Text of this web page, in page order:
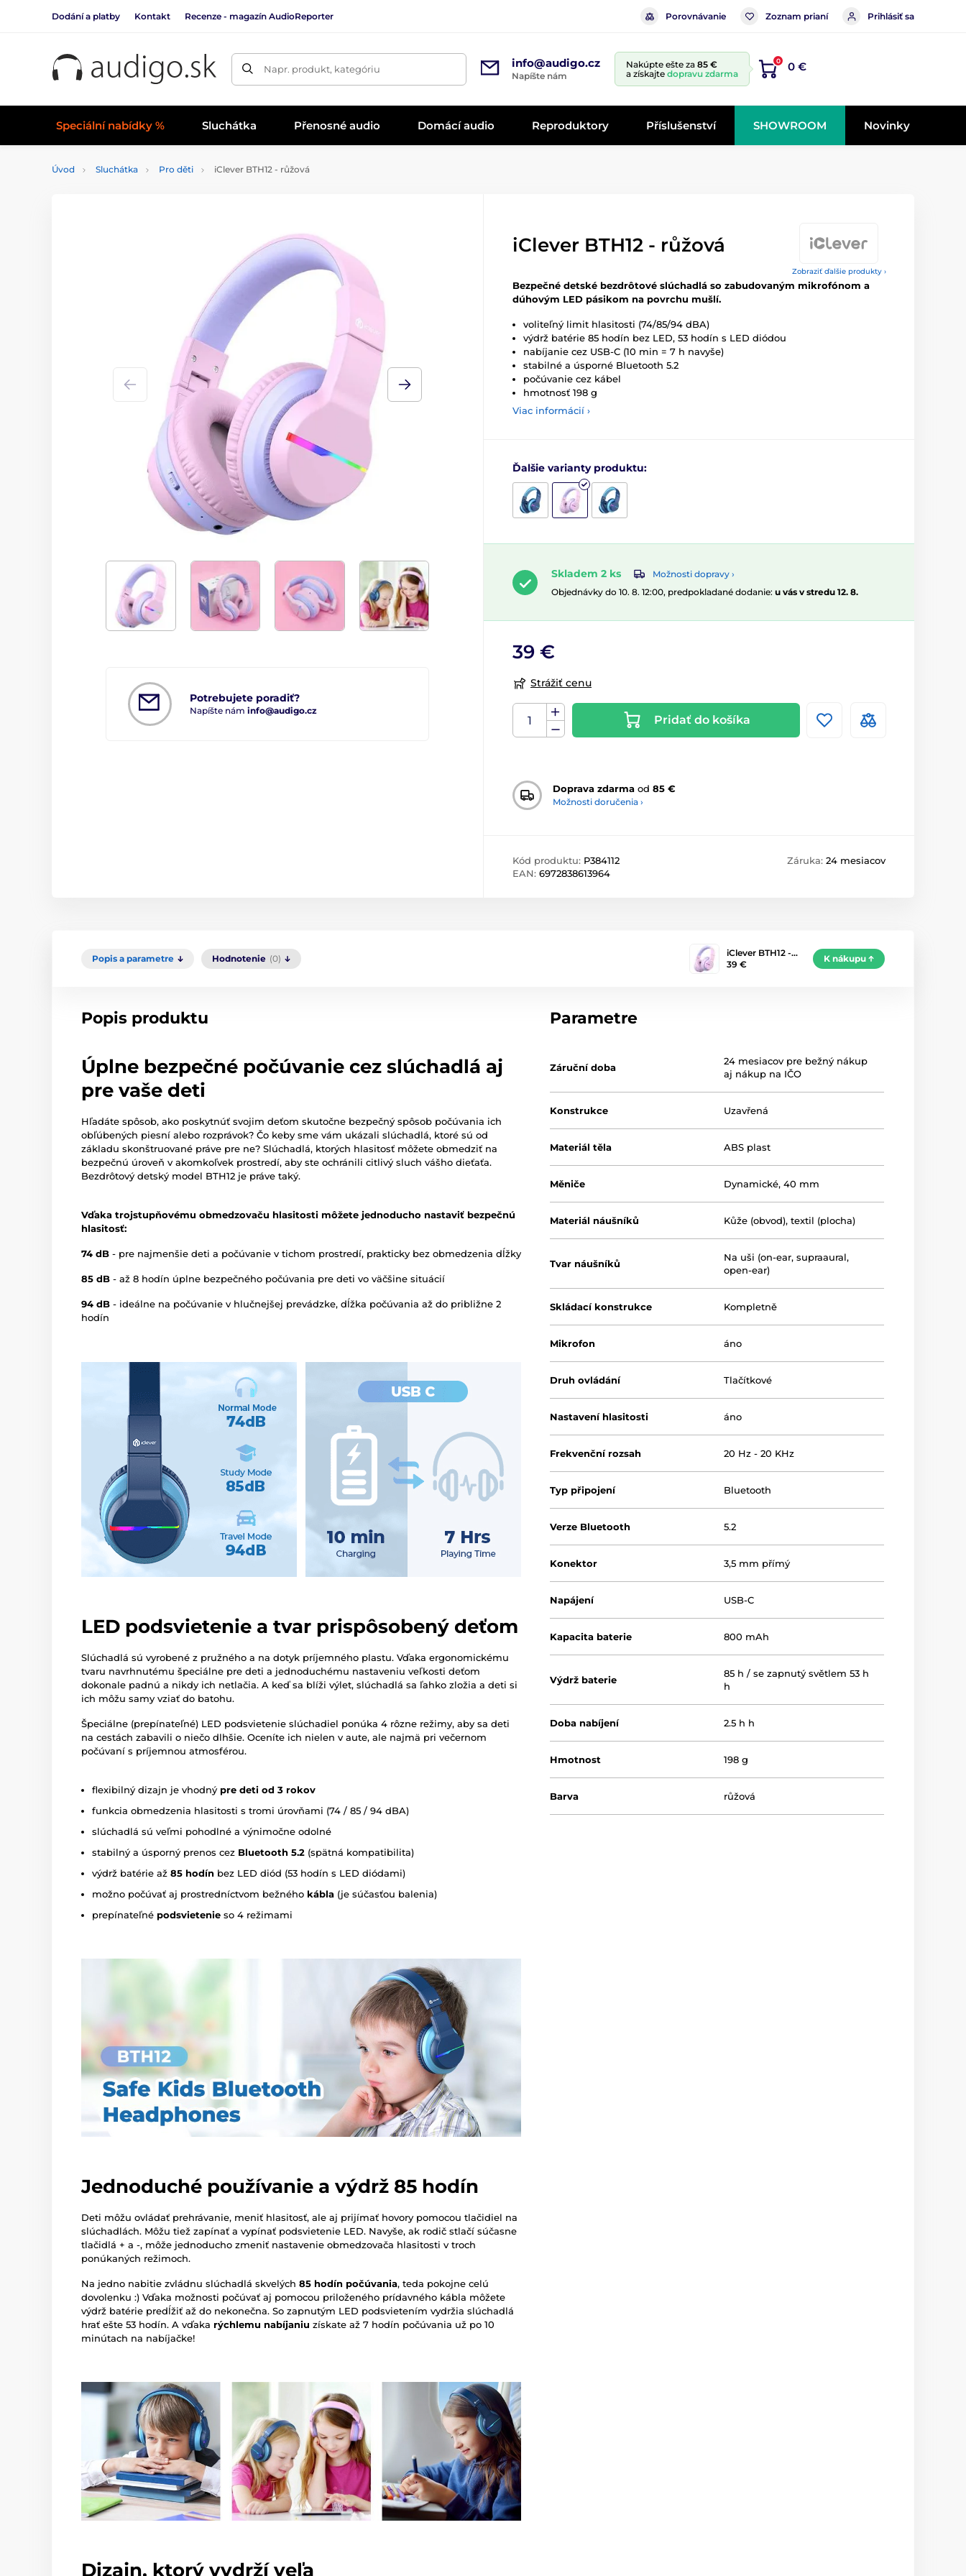
Dodání a platby Kontakt Recenze - magazín AudioReporter Porovnávanie Zoznam prianí Prihlásiť sa
Napr. produkt, kategóriu info@audigo.cz
Napíšte nám
Nakúpte ešte za 85 €
a získajte dopravu zdarma
0 0 €
Speciální nabídky % Sluchátka Přenosné audio Domácí audio Reproduktory Příslušenství SHOWROOM Novinky
Úvod Sluchátka Pro děti iClever BTH12 - růžová
Zobraziť ďalšie produkty ›
Potrebujete poradiť?
Napíšte nám info@audigo.cz
iClever BTH12 - růžová
Bezpečné detské bezdrôtové slúchadlá so zabudovaným mikrofónom a
dúhovým LED pásikom na povrchu mušlí.
voliteľný limit hlasitosti (74/85/94 dBA)
výdrž batérie 85 hodín bez LED, 53 hodín s LED diódou
nabíjanie cez USB-C (10 min = 7 h navyše)
stabilné a úsporné Bluetooth 5.2
počúvanie cez kábel
hmotnosť 198 g
Viac informácií ›
Ďalšie varianty produktu:
Skladem 2 ks
Možnosti dopravy ›
Objednávky do 10. 8. 12:00, predpokladané dodanie: u vás v stredu 12. 8.
39 €
Strážiť cenu
Pridať do košíka
Doprava zdarma od 85 €
Možnosti doručenia ›
Kód produktu: P384112
EAN: 6972838613964
Záruka: 24 mesiacov
Popis a parametre Hodnotenie (0)
iClever BTH12 -…
39 €
K nákupu
Popis produktu
Úplne bezpečné počúvanie cez slúchadlá aj
pre vaše deti
Hľadáte spôsob, ako poskytnúť svojim deťom skutočne bezpečný spôsob počúvania ich
obľúbených piesní alebo rozprávok? Čo keby sme vám ukázali slúchadlá, ktoré sú od
základu skonštruované práve pre ne? Slúchadlá, ktorých hlasitosť môžete obmedziť na
bezpečnú úroveň v akomkoľvek prostredí, aby ste ochránili citlivý sluch vášho dieťaťa.
Bezdrôtový detský model BTH12 je práve taký.
Vďaka trojstupňovému obmedzovaču hlasitosti môžete jednoducho nastaviť bezpečnú
hlasitosť:
74 dB - pre najmenšie deti a počúvanie v tichom prostredí, prakticky bez obmedzenia dĺžky
85 dB - až 8 hodín úplne bezpečného počúvania pre deti vo väčšine situácií
94 dB - ideálne na počúvanie v hlučnejšej prevádzke, dĺžka počúvania až do približne 2
hodín
LED podsvietenie a tvar prispôsobený deťom
Slúchadlá sú vyrobené z pružného a na dotyk príjemného plastu. Vďaka ergonomickému
tvaru navrhnutému špeciálne pre deti a jednoduchému nastaveniu veľkosti deťom
dokonale padnú a nikdy ich netlačia. A keď sa blíži výlet, slúchadlá sa ľahko zložia a deti si
ich môžu samy vziať do batohu.
Špeciálne (prepínateľné) LED podsvietenie slúchadiel ponúka 4 rôzne režimy, aby sa deti
na cestách zabavili o niečo dlhšie. Oceníte ich nielen v aute, ale najmä pri večernom
počúvaní s príjemnou atmosférou.
flexibilný dizajn je vhodný pre deti od 3 rokov
funkcia obmedzenia hlasitosti s tromi úrovňami (74 / 85 / 94 dBA)
slúchadlá sú veľmi pohodlné a výnimočne odolné
stabilný a úsporný prenos cez Bluetooth 5.2 (spätná kompatibilita)
výdrž batérie až 85 hodín bez LED diód (53 hodín s LED diódami)
možno počúvať aj prostredníctvom bežného kábla (je súčasťou balenia)
prepínateľné podsvietenie so 4 režimami
Jednoduché používanie a výdrž 85 hodín
Deti môžu ovládať prehrávanie, meniť hlasitosť, ale aj prijímať hovory pomocou tlačidiel na
slúchadlách. Môžu tiež zapínať a vypínať podsvietenie LED. Navyše, ak rodič stlačí súčasne
tlačidlá + a -, môže jednoducho zmeniť nastavenie obmedzovača hlasitosti v troch
ponúkaných režimoch.
Na jedno nabitie zvládnu slúchadlá skvelých 85 hodín počúvania, teda pokojne celú
dovolenku :) Vďaka možnosti počúvať aj pomocou priloženého prídavného kábla môžete
výdrž batérie predĺžiť až do nekonečna. So zapnutým LED podsvietením vydržia slúchadlá
hrať ešte 53 hodín. A vďaka rýchlemu nabíjaniu získate až 7 hodín počúvania už po 10
minútach na nabíjačke!
Dizajn, ktorý vydrží veľa
Parametre
Záruční doba
24 mesiacov pre bežný nákup
aj nákup na IČO
Konstrukce Uzavřená
Materiál těla ABS plast
Měniče Dynamické, 40 mm
Materiál náušníků Kůže (obvod), textil (plocha)
Tvar náušníků
Na uši (on-ear, supraaural,
open-ear)
Skládací konstrukce Kompletně
Mikrofon áno
Druh ovládání Tlačítkové
Nastavení hlasitosti áno
Frekvenční rozsah 20 Hz - 20 KHz
Typ připojení Bluetooth
Verze Bluetooth 5.2
Konektor 3,5 mm přímý
Napájení USB-C
Kapacita baterie 800 mAh
Výdrž baterie
85 h / se zapnutý světlem 53 h
h
Doba nabíjení 2.5 h h
Hmotnost 198 g
Barva růžová